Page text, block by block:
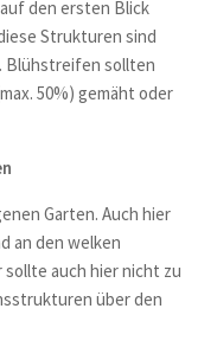
den ersten Blick
Strukturen sind
Blühstreifen sollten
50%) gemäht oder
Garten. Auch hier
an den welken
auch hier nicht zu
über den